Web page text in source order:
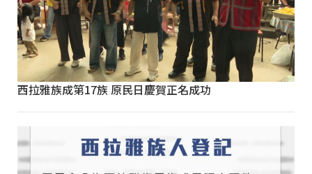
西拉雅族成第17族 原民日慶賀正名成功